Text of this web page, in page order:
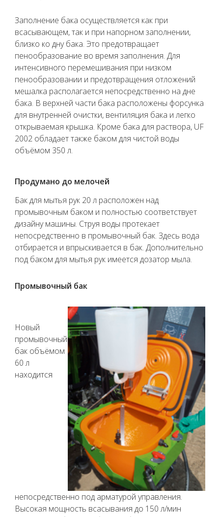
Заполнение бака осуществляется как при
всасывающем, так и при напорном заполнении,
близко ко дну бака. Это предотвращает
пенообразование во время заполнения. Для
интенсивного перемешивания при низком
пенообразовании и предотвращения отложений
мешалка располагается непосредственно на дне
бака. В верхней части бака расположены форсунка
для внутренней очистки, вентиляция бака и легко
открываемая крышка. Кроме бака для раствора, UF
2002 обладает также баком для чистой воды
объёмом 350 л.
Продумано до мелочей
Бак для мытья рук 20 л расположен над
промывочным баком и полностью соответствует
дизайну машины. Струя воды протекает
непосредственно в промывочный бак. Здесь вода
отбирается и впрыскивается в бак. Дополнительно
под баком для мытья рук имеется дозатор мыла.
Промывочный бак
Новый
промывочный
бак объёмом
60 л
находится
непосредственно под арматурой управления.
Высокая мощность всасывания до 150 л/мин